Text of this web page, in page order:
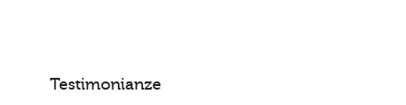
Testimonianze